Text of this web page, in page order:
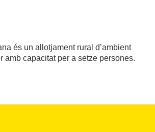
és un allotjament rural d’ambient
amb capacitat per a setze persones.